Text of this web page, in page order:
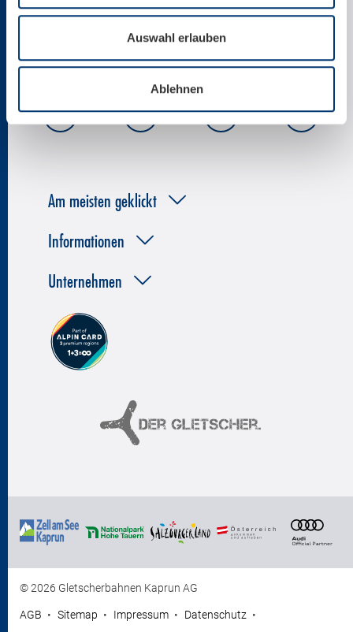
Auswahl erlauben
Ablehnen
News per E-Mail
Am meisten geklickt
Informationen
Unternehmen
© 2026 Gletscherbahnen Kaprun AG
AGB Sitemap Impressum Datenschutz